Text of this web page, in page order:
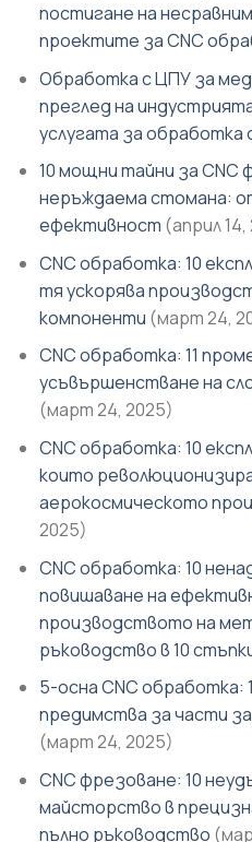
постигане на
проектите за CNC
Обработка с ЦПУ за
преглед на
услугата за обработка
10 мощни тайни за CNC
неръждаема стомана:
ефективност (април 14,
CNC обработка: 10
тя ускорява
компоненти (март 24,
CNC обработка: 11
усъвършенстване на
(март 24, 2025)
CNC обработка: 10
които
аерокосмическото
2025)
CNC обработка: 10
повишаване на
производството на
ръководство в 10
5-осна CNC обработка:
предимства за части
(март 24, 2025)
CNC фрезоване: 10
майсторство в
пълно ръководство